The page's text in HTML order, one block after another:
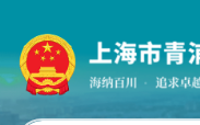
碍
操